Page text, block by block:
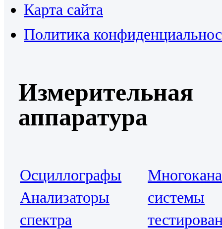
Карта сайта
Политика
Измерительная
аппаратура
Осциллографы
Анализаторы
спектра
системы